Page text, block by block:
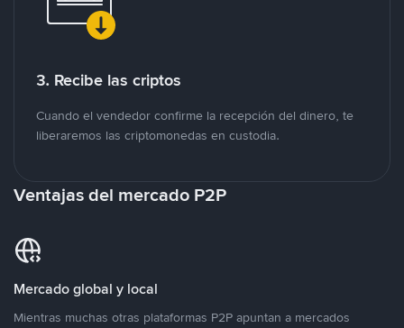
3. Recibe las criptos
Cuando el vendedor confirme la recepción del dinero, te
liberaremos las criptomonedas en custodia.
Ventajas del mercado P2P
Mercado global y local
Mientras muchas otras plataformas P2P apuntan a mercados